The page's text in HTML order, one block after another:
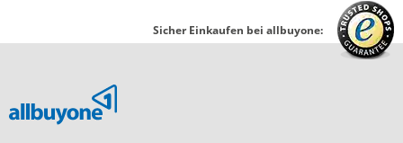
Sicher Einkaufen bei allbuyone: